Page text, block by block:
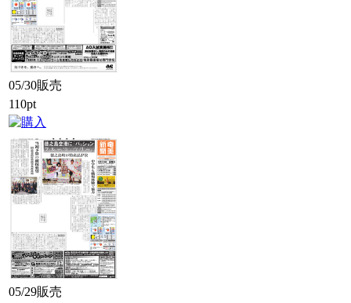
05/30販売
110pt
05/29販売